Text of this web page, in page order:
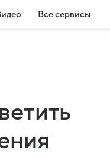
Все сервисы